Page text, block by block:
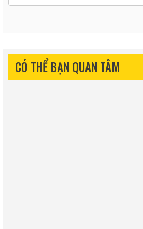
CÓ THỂ BẠN QUAN TÂM